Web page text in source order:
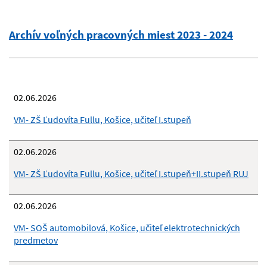
Archív voľných pracovných miest 2023 - 2024
02.06.2026
VM- ZŠ Ľudovíta Fullu, Košice, učiteľ I.stupeň
02.06.2026
VM- ZŠ Ľudovíta Fullu, Košice, učiteľ I.stupeň+II.stupeň RUJ
02.06.2026
VM- SOŠ automobilová, Košice, učiteľ elektrotechnických
predmetov